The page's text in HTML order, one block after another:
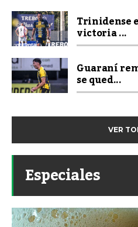
Trinidense
victoria ...
Guaraní
se qued...
VER
Especiales